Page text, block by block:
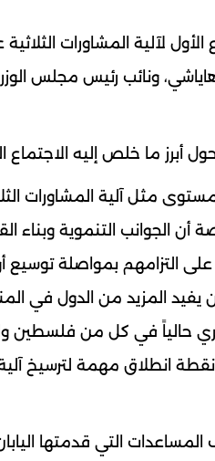
لآلية المشاورات
ونائب رئيس مجلس
أبرز ما خلص إليه الاجتماع
مثل آلية المشاورات
الجوانب التنموية وبناء
على التزامهم بمواصلة
المزيد من الدول في
حالياً في كل من فلسطين
نقطة انطلاق مهمة لترسيخ
التي قدمتها